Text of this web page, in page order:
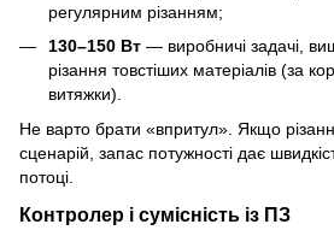
регулярним різанням;
130–150 Вт — виробничі задачі,
різання товстіших матеріалів (за
витяжки).
Не варто брати «впритул». Якщо
сценарій, запас потужності дає
потоці.
Контролер і сумісність із ПЗ